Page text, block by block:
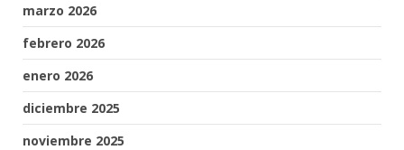
marzo 2026
febrero 2026
enero 2026
diciembre 2025
noviembre 2025